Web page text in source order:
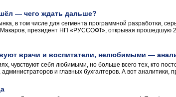
— чего ждать дальше?
в том числе для сегмента программной разработки,
президент НП «РУССОФТ», открывая прошедшую
врачи и воспитатели, нелюбимыми —
чувствуют себя любимыми, но больше всего тех, кто
и главных бухгалтеров. А вот